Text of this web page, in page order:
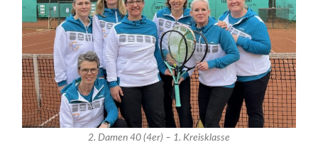
2. Damen 40 (4er) – 1. Kreisklasse